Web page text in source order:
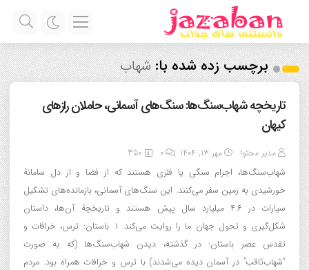
برچسب زده شده با:شهاب
تاریخچه شهاب‌سنگ‌ها: سنگ‌های آسمانی، حاملان رازهای
کیهان
مدیر محتوا مهر ۱۳, ۱۴۰۴ 0
350
شهاب‌سنگ‌ها، اجرام سنگی یا فلزی هستند که از فضا و از دل سامانۀ
خورشیدی به زمین سفر می‌کنند. این سنگ‌های آسمانی، بازمانده‌های تشکیل
سیارات در ۴.۶ میلیارد سال پیش هستند و تاریخچۀ آن‌ها، داستان
شکل‌گیری و تحول جهان ما را روایت می‌کند. ۱. باستان: ترس، خرافات و
تقدس عصر باستان: در گذشته، دیدن شهاب‌سنگ‌ها (که به صورت
“شهاب‌ثاقب” در آسمان دیده می‌شدند) با ترس و خرافات همراه بود. مردم